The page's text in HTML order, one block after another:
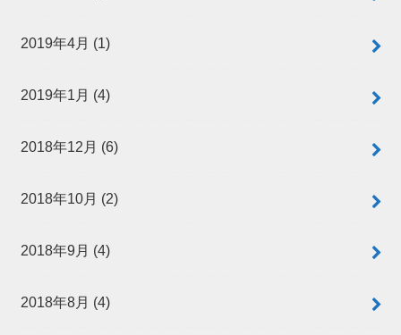
2019年4月 (1)
2019年1月 (4)
2018年12月 (6)
2018年10月 (2)
2018年9月 (4)
2018年8月 (4)